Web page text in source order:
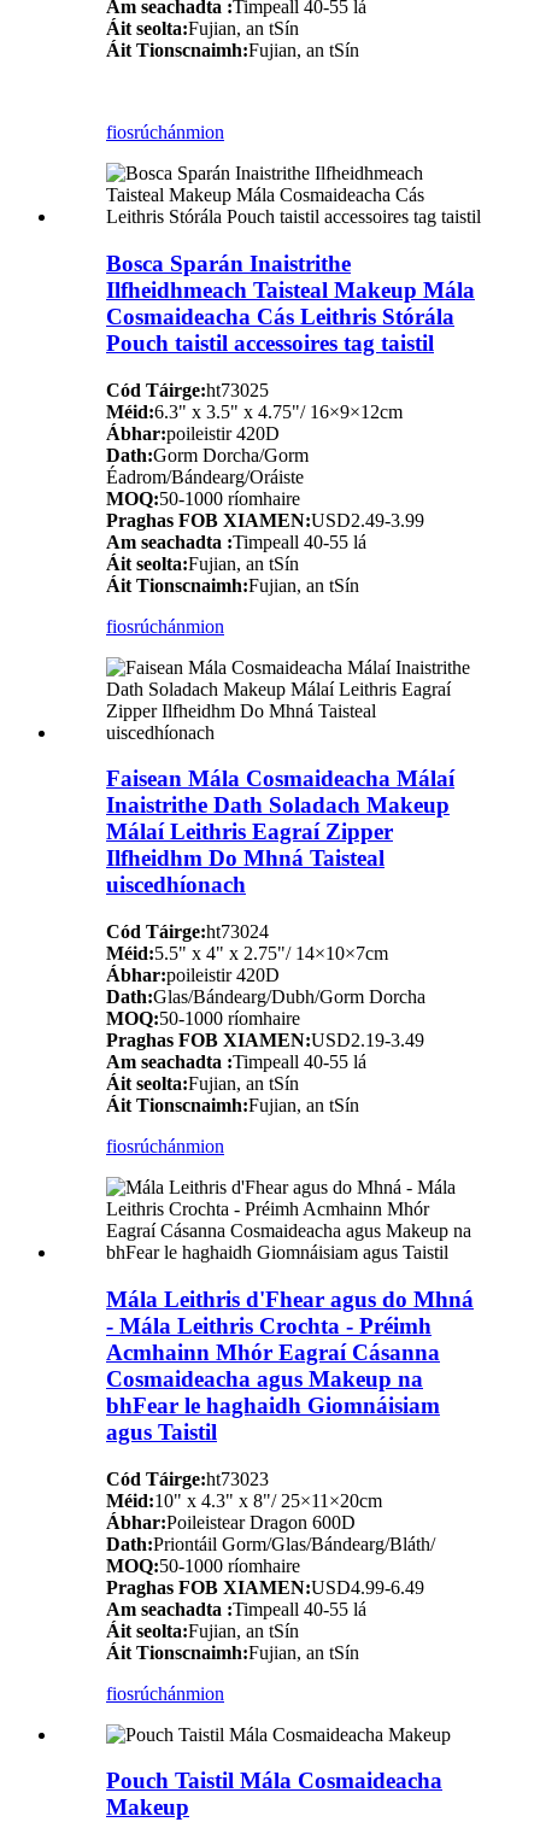
Am seachadta :Timpeall 40-55 lá
Áit seolta:Fujian, an tSín
Áit Tionscnaimh:Fujian, an tSín
fiosrúchánmion
Bosca Sparán Inaistrithe
Ilfheidhmeach Taisteal Makeup Mála
Cosmaideacha Cás Leithris Stórála
Pouch taistil accessoires tag taistil
Cód Táirge:ht73025
Méid:6.3" x 3.5" x 4.75"/ 16×9×12cm
Ábhar:poileistir 420D
Dath:Gorm Dorcha/Gorm
Éadrom/Bándearg/Oráiste
MOQ:50-1000 ríomhaire
Praghas FOB XIAMEN:USD2.49-3.99
Am seachadta :Timpeall 40-55 lá
Áit seolta:Fujian, an tSín
Áit Tionscnaimh:Fujian, an tSín
fiosrúchánmion
Faisean Mála Cosmaideacha Málaí
Inaistrithe Dath Soladach Makeup
Málaí Leithris Eagraí Zipper
Ilfheidhm Do Mhná Taisteal
uiscedhíonach
Cód Táirge:ht73024
Méid:5.5" x 4" x 2.75"/ 14×10×7cm
Ábhar:poileistir 420D
Dath:Glas/Bándearg/Dubh/Gorm Dorcha
MOQ:50-1000 ríomhaire
Praghas FOB XIAMEN:USD2.19-3.49
Am seachadta :Timpeall 40-55 lá
Áit seolta:Fujian, an tSín
Áit Tionscnaimh:Fujian, an tSín
fiosrúchánmion
Mála Leithris d'Fhear agus do Mhná
- Mála Leithris Crochta - Préimh
Acmhainn Mhór Eagraí Cásanna
Cosmaideacha agus Makeup na
bhFear le haghaidh Giomnáisiam
agus Taistil
Cód Táirge:ht73023
Méid:10" x 4.3" x 8"/ 25×11×20cm
Ábhar:Poileistear Dragon 600D
Dath:Priontáil Gorm/Glas/Bándearg/Bláth/
MOQ:50-1000 ríomhaire
Praghas FOB XIAMEN:USD4.99-6.49
Am seachadta :Timpeall 40-55 lá
Áit seolta:Fujian, an tSín
Áit Tionscnaimh:Fujian, an tSín
fiosrúchánmion
Pouch Taistil Mála Cosmaideacha
Makeup